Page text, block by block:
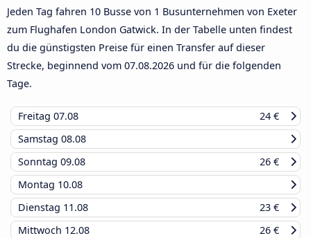
Jeden Tag fahren 10 Busse von 1 Busunternehmen von Exeter
zum Flughafen London Gatwick. In der Tabelle unten findest
du die günstigsten Preise für einen Transfer auf dieser
Strecke, beginnend vom 07.08.2026 und für die folgenden
Tage.
Freitag 07.08
24 €
Samstag 08.08
Sonntag 09.08
26 €
Montag 10.08
Dienstag 11.08
23 €
Mittwoch 12.08
26 €